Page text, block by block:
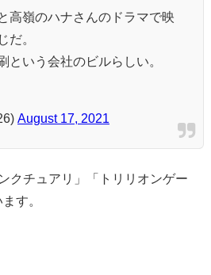
高嶺のハナさんのドラマで映
だ。
という会社のビルらしい。
August 17, 2021
クチュアリ」「トリリオンゲー
す。